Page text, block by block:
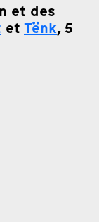
et des
et Tënk, 5